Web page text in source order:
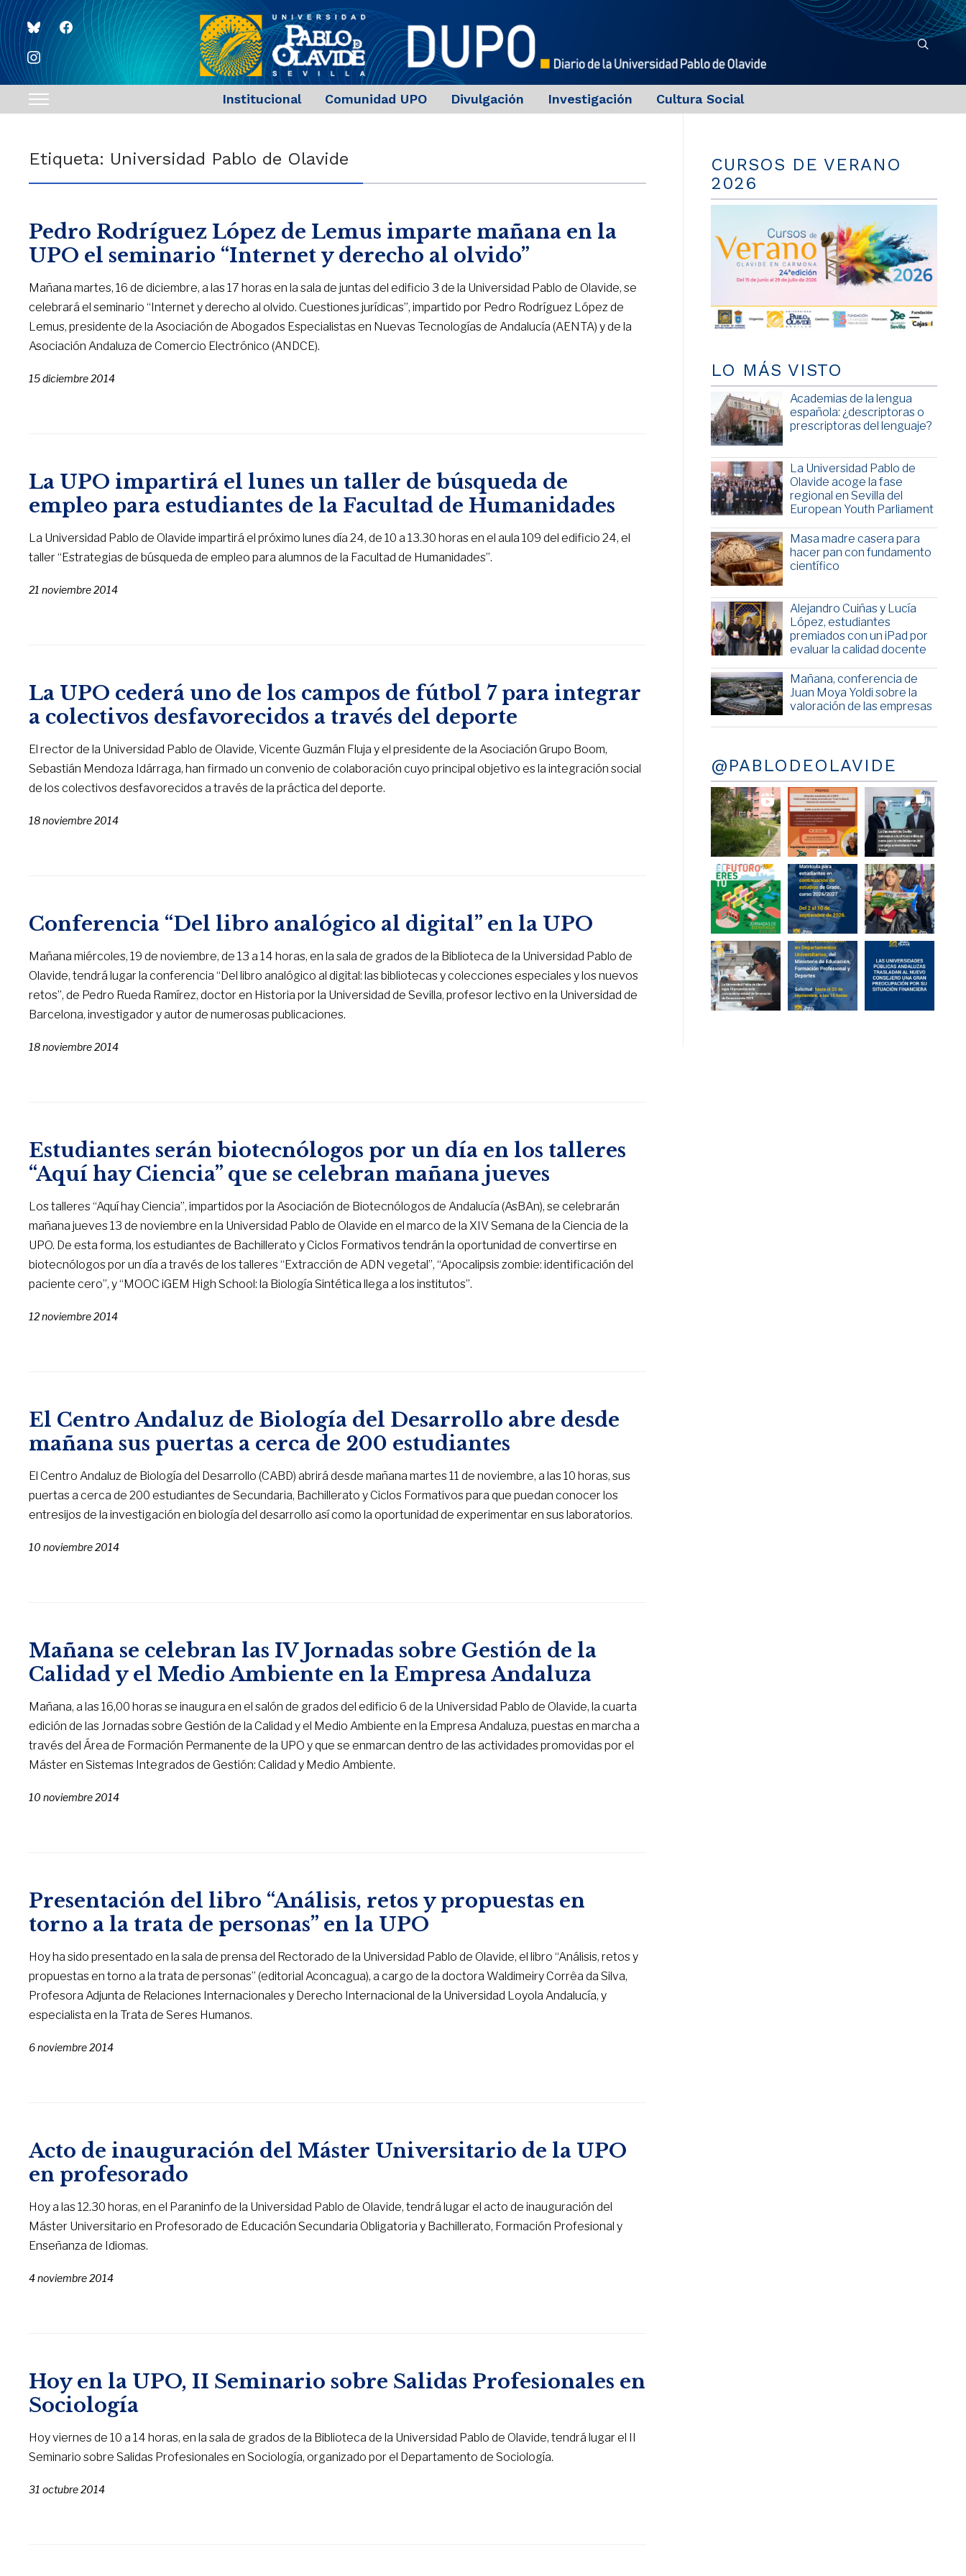
blueskyfacebook
instagram
Toggle
navigation
Institucional Comunidad UPO Divulgación Investigación Cultura Social
Etiqueta: Universidad Pablo de Olavide
Pedro Rodríguez López de Lemus imparte mañana en la
UPO el seminario “Internet y derecho al olvido”
Mañana martes, 16 de diciembre, a las 17 horas en la sala de juntas del edificio 3 de la Universidad Pablo de Olavide, se
celebrará el seminario “Internet y derecho al olvido. Cuestiones jurídicas”, impartido por Pedro Rodríguez López de
Lemus, presidente de la Asociación de Abogados Especialistas en Nuevas Tecnologías de Andalucía (AENTA) y de la
Asociación Andaluza de Comercio Electrónico (ANDCE).
15 diciembre 2014
La UPO impartirá el lunes un taller de búsqueda de
empleo para estudiantes de la Facultad de Humanidades
La Universidad Pablo de Olavide impartirá el próximo lunes día 24, de 10 a 13.30 horas en el aula 109 del edificio 24, el
taller “Estrategias de búsqueda de empleo para alumnos de la Facultad de Humanidades”.
21 noviembre 2014
La UPO cederá uno de los campos de fútbol 7 para integrar
a colectivos desfavorecidos a través del deporte
El rector de la Universidad Pablo de Olavide, Vicente Guzmán Fluja y el presidente de la Asociación Grupo Boom,
Sebastián Mendoza Idárraga, han firmado un convenio de colaboración cuyo principal objetivo es la integración social
de los colectivos desfavorecidos a través de la práctica del deporte.
18 noviembre 2014
Conferencia “Del libro analógico al digital” en la UPO
Mañana miércoles, 19 de noviembre, de 13 a 14 horas, en la sala de grados de la Biblioteca de la Universidad Pablo de
Olavide, tendrá lugar la conferencia “Del libro analógico al digital: las bibliotecas y colecciones especiales y los nuevos
retos”, de Pedro Rueda Ramírez, doctor en Historia por la Universidad de Sevilla, profesor lectivo en la Universidad de
Barcelona, investigador y autor de numerosas publicaciones.
18 noviembre 2014
Estudiantes serán biotecnólogos por un día en los talleres
“Aquí hay Ciencia” que se celebran mañana jueves
Los talleres “Aquí hay Ciencia”, impartidos por la Asociación de Biotecnólogos de Andalucía (AsBAn), se celebrarán
mañana jueves 13 de noviembre en la Universidad Pablo de Olavide en el marco de la XIV Semana de la Ciencia de la
UPO. De esta forma, los estudiantes de Bachillerato y Ciclos Formativos tendrán la oportunidad de convertirse en
biotecnólogos por un día a través de los talleres “Extracción de ADN vegetal”, “Apocalipsis zombie: identificación del
paciente cero”, y “MOOC iGEM High School: la Biología Sintética llega a los institutos”.
12 noviembre 2014
El Centro Andaluz de Biología del Desarrollo abre desde
mañana sus puertas a cerca de 200 estudiantes
El Centro Andaluz de Biología del Desarrollo (CABD) abrirá desde mañana martes 11 de noviembre, a las 10 horas, sus
puertas a cerca de 200 estudiantes de Secundaria, Bachillerato y Ciclos Formativos para que puedan conocer los
entresijos de la investigación en biología del desarrollo así como la oportunidad de experimentar en sus laboratorios.
10 noviembre 2014
Mañana se celebran las IV Jornadas sobre Gestión de la
Calidad y el Medio Ambiente en la Empresa Andaluza
Mañana, a las 16,00 horas se inaugura en el salón de grados del edificio 6 de la Universidad Pablo de Olavide, la cuarta
edición de las Jornadas sobre Gestión de la Calidad y el Medio Ambiente en la Empresa Andaluza, puestas en marcha a
través del Área de Formación Permanente de la UPO y que se enmarcan dentro de las actividades promovidas por el
Máster en Sistemas Integrados de Gestión: Calidad y Medio Ambiente.
10 noviembre 2014
Presentación del libro “Análisis, retos y propuestas en
torno a la trata de personas” en la UPO
Hoy ha sido presentado en la sala de prensa del Rectorado de la Universidad Pablo de Olavide, el libro “Análisis, retos y
propuestas en torno a la trata de personas” (editorial Aconcagua), a cargo de la doctora Waldimeiry Corrêa da Silva,
Profesora Adjunta de Relaciones Internacionales y Derecho Internacional de la Universidad Loyola Andalucía, y
especialista en la Trata de Seres Humanos.
6 noviembre 2014
Acto de inauguración del Máster Universitario de la UPO
en profesorado
Hoy a las 12.30 horas, en el Paraninfo de la Universidad Pablo de Olavide, tendrá lugar el acto de inauguración del
Máster Universitario en Profesorado de Educación Secundaria Obligatoria y Bachillerato, Formación Profesional y
Enseñanza de Idiomas.
4 noviembre 2014
Hoy en la UPO, II Seminario sobre Salidas Profesionales en
Sociología
Hoy viernes de 10 a 14 horas, en la sala de grados de la Biblioteca de la Universidad Pablo de Olavide, tendrá lugar el II
Seminario sobre Salidas Profesionales en Sociología, organizado por el Departamento de Sociología.
31 octubre 2014
CURSOS DE VERANO
2026
LO MÁS VISTO
Academias de la lengua
española: ¿descriptoras o
prescriptoras del lenguaje?
La Universidad Pablo de
Olavide acoge la fase
regional en Sevilla del
European Youth Parliament
Masa madre casera para
hacer pan con fundamento
científico
Alejandro Cuiñas y Lucía
López, estudiantes
premiados con un iPad por
evaluar la calidad docente
Mañana, conferencia de
Juan Moya Yoldi sobre la
valoración de las empresas
@PABLODEOLAVIDE